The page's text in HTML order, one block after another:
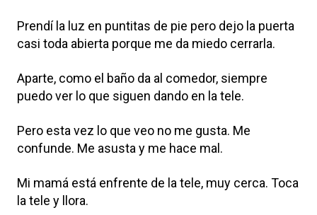
Prendí la luz en puntitas de pie pero dejo la puerta
casi toda abierta porque me da miedo cerrarla.
Aparte, como el baño da al comedor, siempre
puedo ver lo que siguen dando en la tele.
Pero esta vez lo que veo no me gusta. Me
confunde. Me asusta y me hace mal.
Mi mamá está enfrente de la tele, muy cerca. Toca
la tele y llora.